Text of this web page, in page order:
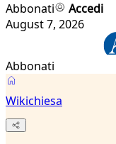
Abbonati
Accedi
August 7, 2026
Abbonati
Wikichiesa